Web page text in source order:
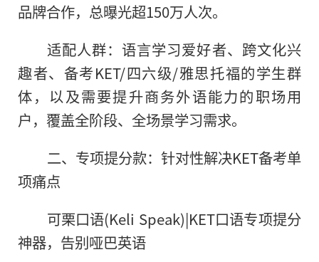
品牌合作，总曝光超150万人次。
适配人群：语言学习爱好者、跨文化兴
趣者、备考KET/四六级/雅思托福的学生群
体，以及需要提升商务外语能力的职场用
户，覆盖全阶段、全场景学习需求。
二、专项提分款：针对性解决KET备考单
项痛点
可栗口语(Keli Speak)|KET口语专项提分
神器，告别哑巴英语